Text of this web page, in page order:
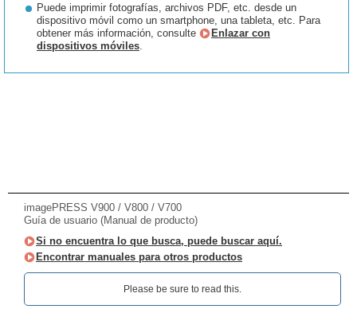
Puede imprimir fotografías, archivos PDF, etc. desde un
dispositivo móvil como un smartphone, una tableta, etc. Para
obtener más información, consulte
Enlazar con
dispositivos móviles.
imagePRESS V900 / V800 / V700
Guía de usuario (Manual de producto)
Si no encuentra lo que busca, puede buscar aquí.
Encontrar manuales para otros productos
Please be sure to read this.‎